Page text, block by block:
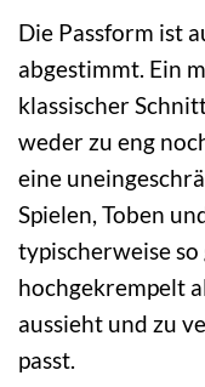
Die Passform ist
abgestimmt. Ein
klassischer
weder zu eng
eine
Spielen, Toben
typischerweise so
hochgekrempelt
aussieht und zu
passt.